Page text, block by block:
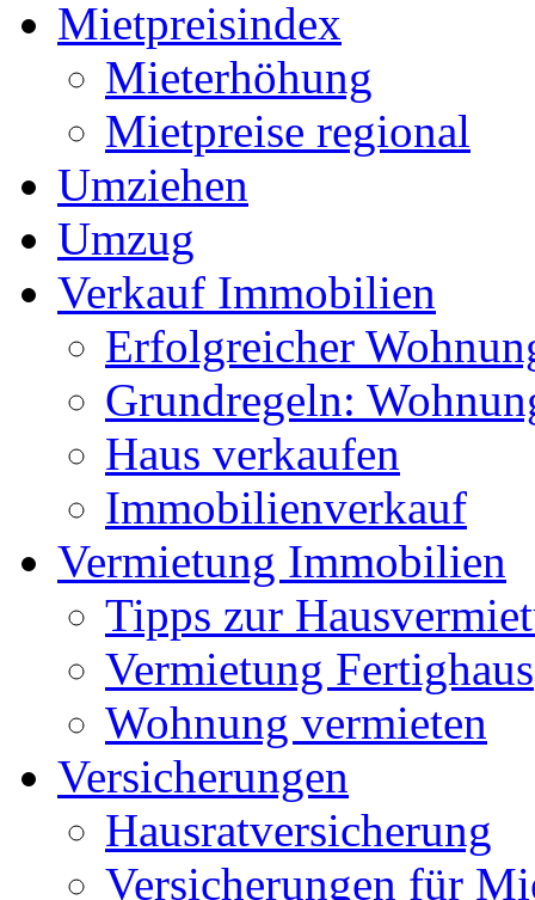
Mietpreisindex
Mieterhöhung
Mietpreise regional
Umziehen
Umzug
Verkauf Immobilien
Erfolgreicher
Grundregeln:
Haus verkaufen
Immobilienverkauf
Vermietung Immobilien
Tipps zur
Vermietung Fertighaus
Wohnung vermieten
Versicherungen
Hausratversicherung
Versicherungen für